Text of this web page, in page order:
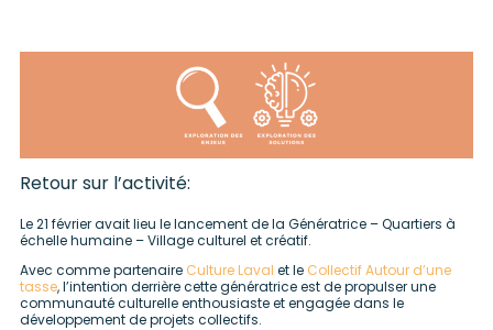
Retour sur l’activité:
Le 21 février avait lieu le lancement de la Génératrice – Quartiers à
échelle humaine – Village culturel et créatif.
Avec comme partenaire Culture Laval et le Collectif Autour d’une
tasse, l’intention derrière cette génératrice est de propulser une
communauté culturelle enthousiaste et engagée dans le
développement de projets collectifs.